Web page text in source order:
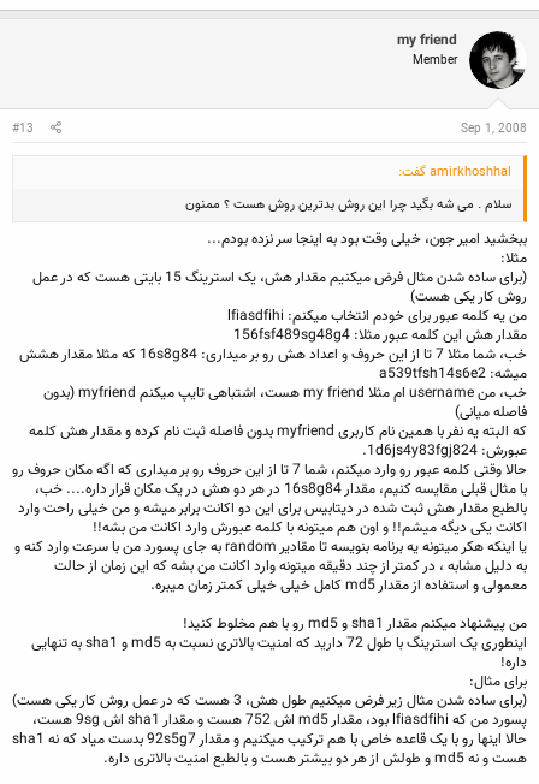
my friend
Member
Sep 1, 2008
#13
amirkhoshhal گفت:
سلام . می شه بگید چرا این روش بدترین روش هست ؟ ممنون
ببخشید امیر جون، خیلی وقت بود به اینجا سر نزده بودم...
مثلا:
(برای ساده شدن مثال فرض میکنیم مقدار هش، یک استرینگ 15 بایتی هست که در عمل
روش کار یکی هست)
من یه کلمه عبور برای خودم انتخاب میکنم: lfiasdfihi
مقدار هش این کلمه عبور مثلا: 156fsf489sg48g4
خب، شما مثلا 7 تا از این حروف و اعداد هش رو بر میداری: 16s8g84 که مثلا مقدار هشش
میشه: a539tfsh14s6e2
خب، من username ام مثلا my friend هست، اشتباهی تایپ میکنم myfriend (بدون
فاصله میانی)
که البته یه نفر با همین نام کاربری myfriend بدون فاصله ثبت نام کرده و مقدار هش کلمه
عبورش: 1d6js4y83fgj824.
حالا وقتی کلمه عبور رو وارد میکنم، شما 7 تا از این حروف رو بر میداری که اگه مکان حروف رو
با مثال قبلی مقایسه کنیم، مقدار 16s8g84 در هر دو هش در یک مکان قرار داره.... خب،
بالطبع مقدار هش ثبت شده در دیتابیس برای این دو اکانت برابر میشه و من خیلی راحت وارد
اکانت یکی دیگه میشم!! و اون هم میتونه با کلمه عبورش وارد اکانت من بشه!!
یا اینکه هکر میتونه یه برنامه بنویسه تا مقادیر random به جای پسورد من با سرعت وارد کنه و
به دلیل مشابه ، در کمتر از چند دقیقه میتونه وارد اکانت من بشه که این زمان از حالت
معمولی و استفاده از مقدار md5 کامل خیلی خیلی کمتر زمان میبره.
من پیشنهاد میکنم مقدار sha1 و md5 رو با هم مخلوط کنید!
اینطوری یک استرینگ با طول 72 دارید که امنیت بالاتری نسبت به md5 و sha1 به تنهایی
داره!
برای مثال:
(برای ساده شدن مثال زیر فرض میکنیم طول هش، 3 هست که در عمل روش کار یکی هست)
پسورد من که lfiasdfihi بود، مقدار md5 اش 752 هست و مقدار sha1 اش 9sg هست،
حالا اینها رو با یک قاعده خاص با هم ترکیب میکنیم و مقدار 92s5g7 بدست میاد که نه sha1
هست و نه md5 و طولش از هر دو بیشتر هست و بالطبع امنیت بالاتری داره.